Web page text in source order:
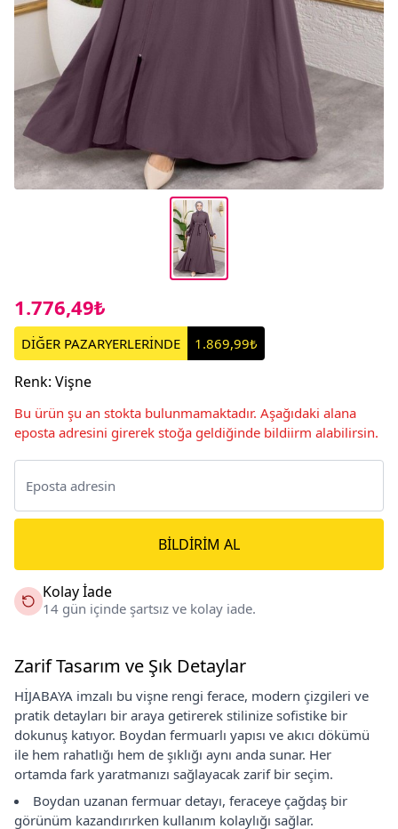
1.776,49₺
DİĞER PAZARYERLERİNDE 1.869,99₺
Renk: Vişne
Bu ürün şu an stokta bulunmamaktadır. Aşağıdaki alana
eposta adresini girerek stoğa geldiğinde bildiirm alabilirsin.
BILDIRIM AL
Kolay İade
14 gün içinde şartsız ve kolay iade.
Zarif Tasarım ve Şık Detaylar
HİJABAYA imzalı bu vişne rengi ferace, modern çizgileri ve
pratik detayları bir araya getirerek stilinize sofistike bir
dokunuş katıyor. Boydan fermuarlı yapısı ve akıcı dökümü
ile hem rahatlığı hem de şıklığı aynı anda sunar. Her
ortamda fark yaratmanızı sağlayacak zarif bir seçim.
Boydan uzanan fermuar detayı, feraceye çağdaş bir
görünüm kazandırırken kullanım kolaylığı sağlar.